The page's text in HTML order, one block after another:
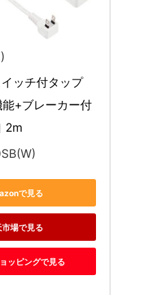
ッチ付タップ
+ブレーカー付
2m
で見る
市場で見る
ッピングで見る